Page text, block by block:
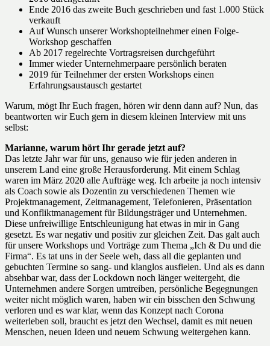
Ende 2016 das zweite Buch geschrieben und fast 1.000 Stück
verkauft
Auf Wunsch unserer Workshopteilnehmer einen Folge-
Workshop geschaffen
Ab 2017 regelrechte Vortragsreisen durchgeführt
Immer wieder Unternehmerpaare persönlich beraten
2019 für Teilnehmer der ersten Workshops einen
Erfahrungsaustausch gestartet
Warum, mögt Ihr Euch fragen, hören wir denn dann auf? Nun, das
beantworten wir Euch gern in diesem kleinen Interview mit uns
selbst:
Marianne, warum hört Ihr gerade jetzt auf?
Das letzte Jahr war für uns, genauso wie für jeden anderen in
unserem Land eine große Herausforderung. Mit einem Schlag
waren im März 2020 alle Aufträge weg. Ich arbeite ja noch intensiv
als Coach sowie als Dozentin zu verschiedenen Themen wie
Projektmanagement, Zeitmanagement, Telefonieren, Präsentation
und Konfliktmanagement für Bildungsträger und Unternehmen.
Diese unfreiwillige Entschleunigung hat etwas in mir in Gang
gesetzt. Es war negativ und positiv zur gleichen Zeit. Das galt auch
für unsere Workshops und Vorträge zum Thema „Ich & Du und die
Firma“. Es tat uns in der Seele weh, dass all die geplanten und
gebuchten Termine so sang- und klanglos ausfielen. Und als es dann
absehbar war, dass der Lockdown noch länger weitergeht, die
Unternehmen andere Sorgen umtreiben, persönliche Begegnungen
weiter nicht möglich waren, haben wir ein bisschen den Schwung
verloren und es war klar, wenn das Konzept nach Corona
weiterleben soll, braucht es jetzt den Wechsel, damit es mit neuen
Menschen, neuen Ideen und neuem Schwung weitergehen kann.